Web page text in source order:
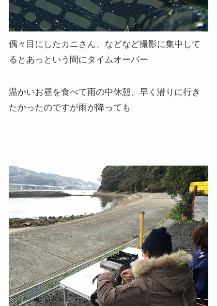
偶々目にしたカニさん、などなど撮影に集中して
るとあっという間にタイムオーバー
温かいお昼を食べて雨の中休憩、早く潜りに行き
たかったのですが雨が降っても